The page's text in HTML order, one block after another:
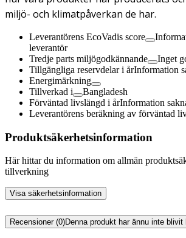
miljö- och klimatpåverkan de har.
Leverantörens EcoVadis score
leverantör
Tredje parts miljögodkännande
Inget
Tillgängliga reservdelar i årInformation
Energimärkning
Tillverkad i
Bangladesh
Förväntad livslängd i årInformation
Leverantörens beräkning av förväntad
Produktsäkerhetsinformation
Här hittar du information om allmän
tillverkning
Visa säkerhetsinformation
Recensioner (0)Denna produkt har ännu inte blivit